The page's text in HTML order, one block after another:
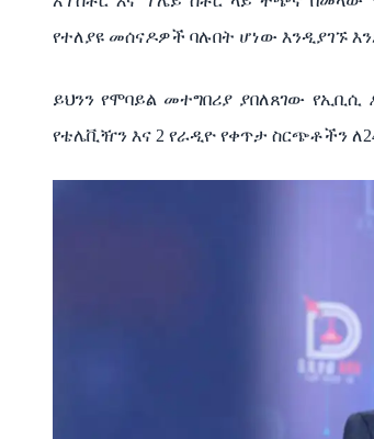
የተለያዩ መሰናዶዎች ባሉበት ሆነው እንዲያገኙ
ይህንን የሞባይል መተግበሪያ ያበለጸገው
የቴሌቪዥን እና 2 የራዲዮ የቀጥታ ስርጭቶችን